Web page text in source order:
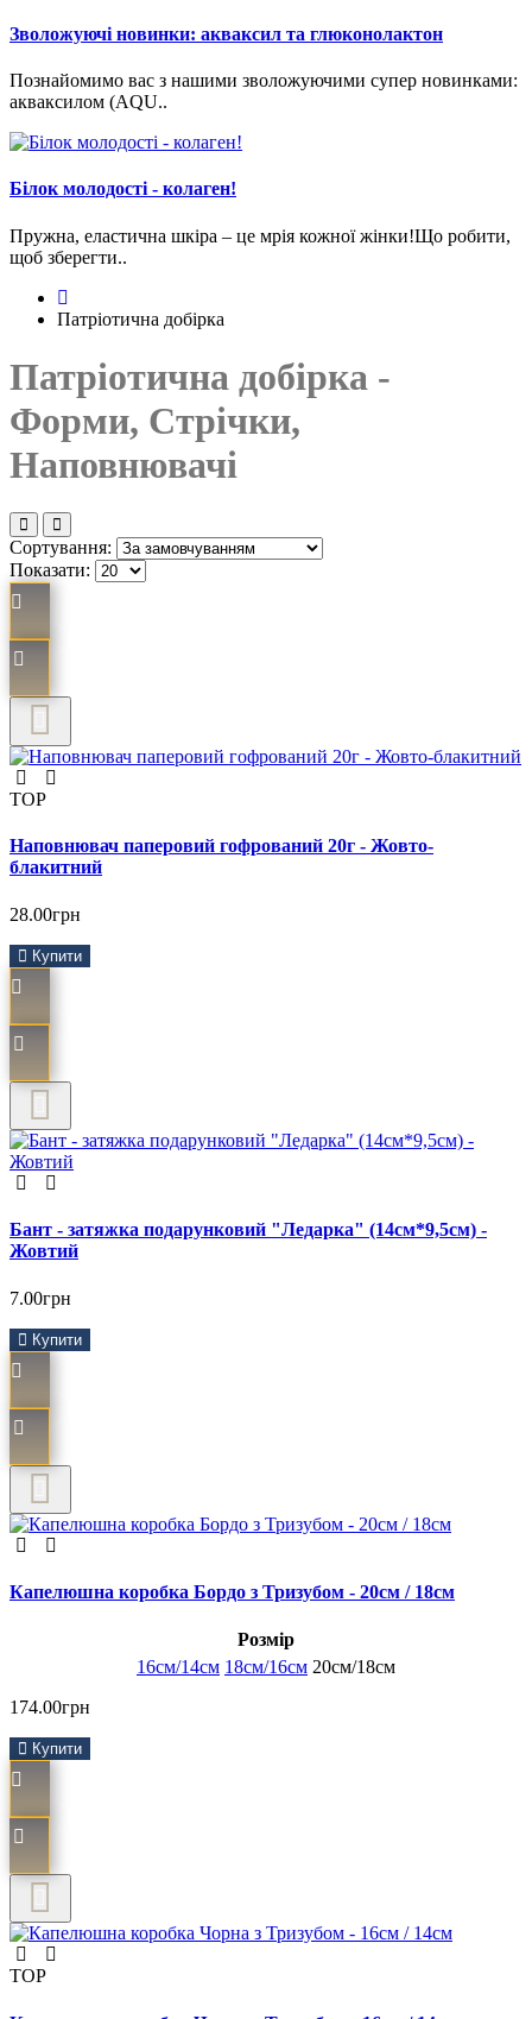
Зволожуючі новинки: акваксил та глюконолактон
Познайомимо вас з нашими зволожуючими супер новинками:
акваксилом (AQU..
Білок молодості - колаген!
Пружна, еластична шкіра – це мрія кожної жінки!Що робити,
щоб зберегти..
Патріотична добірка
Патріотична добірка -
Форми, Стрічки,
Наповнювачі
Сортування:
Показати:
TOP
Наповнювач паперовий гофрований 20г - Жовто-
блакитний
28.00грн
Купити
Бант - затяжка подарунковий "Ледарка" (14см*9,5см) -
Жовтий
7.00грн
Купити
Капелюшна коробка Бордо з Тризубом - 20см / 18см
Розмір
16см/14см 18см/16см 20см/18см
174.00грн
Купити
TOP